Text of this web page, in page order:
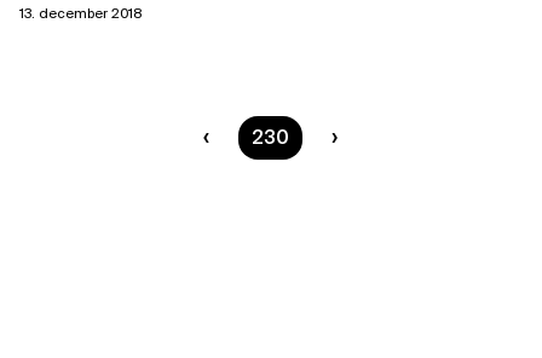
13. december 2018
Ste na strane
230